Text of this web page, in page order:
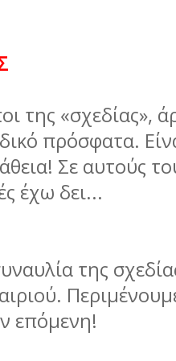
της «σχεδίας»,
πρόσφατα.
Σε αυτούς
έχω δει...
της
επόµενη!